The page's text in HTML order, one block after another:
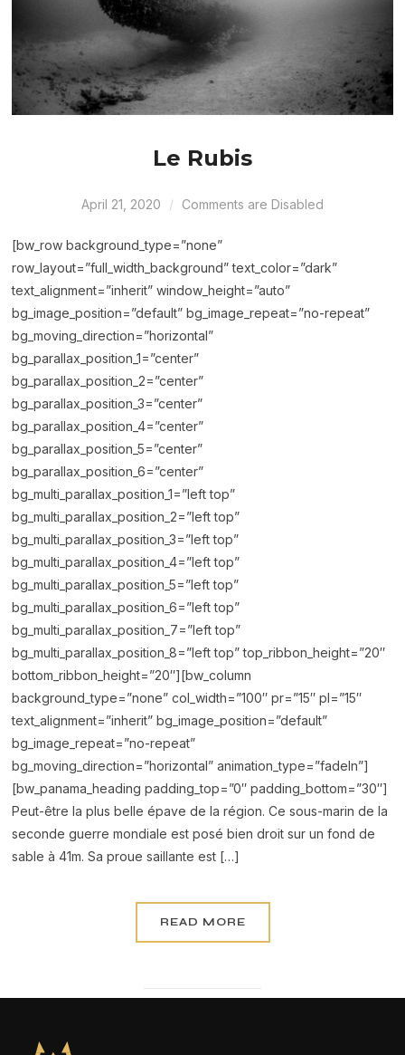
Le Rubis
April 21, 2020 Comments are Disabled
[bw_row background_type=”none”
row_layout=”full_width_background” text_color=”dark”
text_alignment=”inherit” window_height=”auto”
bg_image_position=”default” bg_image_repeat=”no-repeat”
bg_moving_direction=”horizontal”
bg_parallax_position_1=”center”
bg_parallax_position_2=”center”
bg_parallax_position_3=”center”
bg_parallax_position_4=”center”
bg_parallax_position_5=”center”
bg_parallax_position_6=”center”
bg_multi_parallax_position_1=”left top”
bg_multi_parallax_position_2=”left top”
bg_multi_parallax_position_3=”left top”
bg_multi_parallax_position_4=”left top”
bg_multi_parallax_position_5=”left top”
bg_multi_parallax_position_6=”left top”
bg_multi_parallax_position_7=”left top”
bg_multi_parallax_position_8=”left top” top_ribbon_height=”20″
bottom_ribbon_height=”20″][bw_column
background_type=”none” col_width=”100″ pr=”15″ pl=”15″
text_alignment=”inherit” bg_image_position=”default”
bg_image_repeat=”no-repeat”
bg_moving_direction=”horizontal” animation_type=”fadeIn”]
[bw_panama_heading padding_top=”0″ padding_bottom=”30″]
Peut-être la plus belle épave de la région. Ce sous-marin de la
seconde guerre mondiale est posé bien droit sur un fond de
sable à 41m. Sa proue saillante est […]
READ MORE